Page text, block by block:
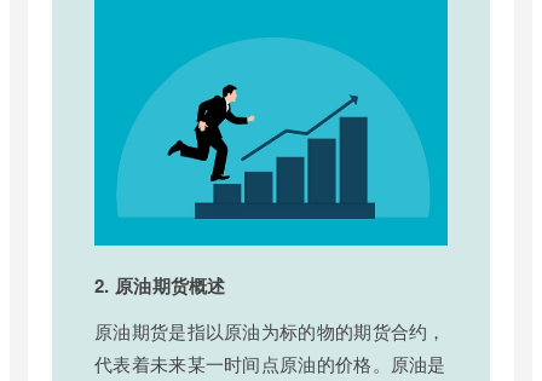
2. 原油期货概述
原油期货是指以原油为标的物的期货合约，
代表着未来某一时间点原油的价格。原油是